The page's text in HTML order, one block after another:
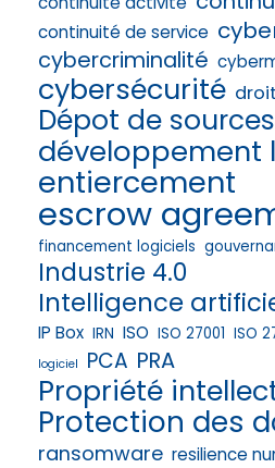
continuité de service
cybercriminalité
cybersécurité
Dépot de sources
développement
entiercement
escrow
financement logiciels
Industrie 4.0
Intelligence
IP Box IRN ISO ISO 27001 ISO
logiciel PCA PRA
Propriété
Protection des
ransomware resilience